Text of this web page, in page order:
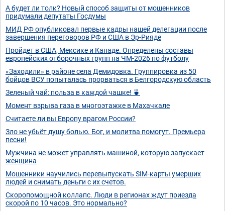
А будет ли толк? Новый способ защиты от мошенников
придумали депутаты Госдумы
МИД РФ опубликовал первые кадры нашей делегации после
завершения переговоров РФ и США в Эр-Рияде
Пройдет в США, Мексике и Канаде. Определены составы
европейских отборочных групп на ЧМ-2026 по футболу
«Заходили» в районе села Демидовка. Группировка из 50
бойцов ВСУ попыталась прорваться в Белгородскую область
Зеленый чай: польза в каждой чашке! 🍵
Момент взрыва газа в многоэтажке в Махачкале
Считаете ли вы Европу врагом России?
Зло не убьёт душу болью. Бог, и молитва помогут. Премьера
песни!
Мужчина не может управлять машиной, которую запускает
женщина
Мошенники научились перевыпускать SIM-карты умерших
людей и снимать деньги с их счетов.
Скоропомощной коллапс. Люди в регионах ждут приезда
скорой по 10 часов. Это нормально?